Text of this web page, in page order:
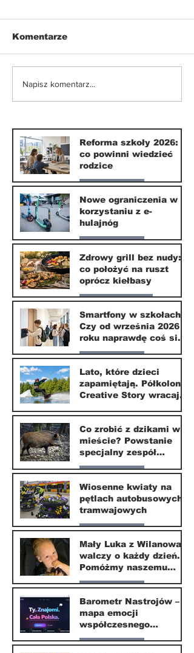
Nowe ograniczenia w
Komentarze
Napisz komentarz...
Reforma szkoły 2026:
co powinni wiedzieć
rodzice
Nasze miasto
10 lip
Nowe ograniczenia w
korzystaniu z e-
hulajnóg
Nasze miasto
3 lip
Zdrowy grill bez nudy:
co położyć na ruszt
oprócz kiełbasy
Zdrowie i uroda
1 lip
Smartfony w szkołach.
Czy od września 2026
roku naprawdę coś się
zmieni?
Nasze miasto
1 lip
Lato, które dzieci
zapamiętają. Półkolonie
Creative Story wracają
20 kwi
Co zrobić z dzikami w
mieście? Powstanie
specjalny zespół
ekspertów
Nasze miasto
20 kwi
Wiosenne kwiaty na
pętlach autobusowych i
tramwajowych
Nasze miasto
20 kwi
Mały Luka z Wilanowa
walczy o każdy dzień.
Pomóżmy naszemu
małemu sąsiadowi
odzyskać dzieciństwo
Nasze miasto
30 mar
Barometr Nastrojów –
mapa emocji
współczesnego
społeczeństwa
Nasze miasto